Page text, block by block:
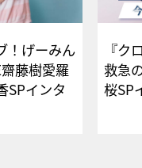
！げーみん
藤樹愛羅
SPインタ
『ク
救急
桜